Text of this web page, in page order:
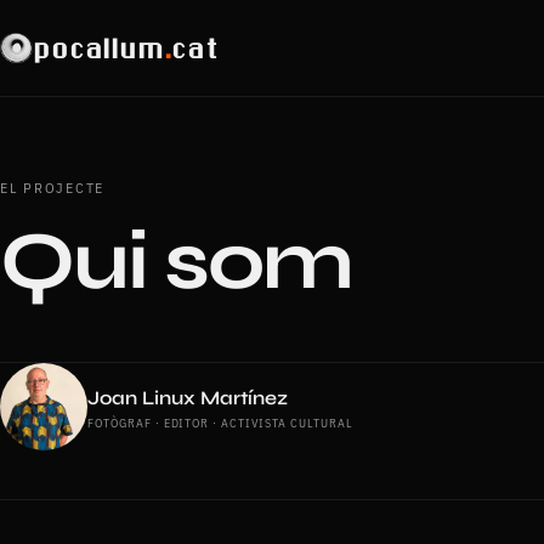
pocallum.cat
EL PROJECTE
Qui som
Joan Linux Martínez
FOTÒGRAF · EDITOR · ACTIVISTA CULTURAL